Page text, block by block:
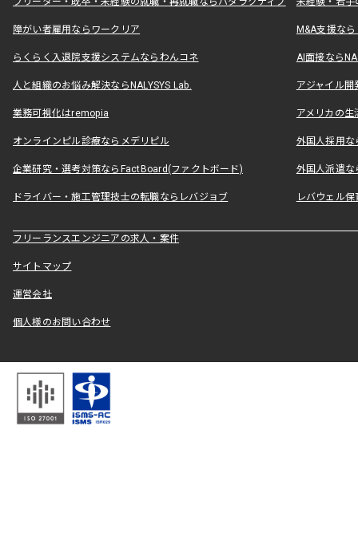
障がい者雇用ならワークリア M&A支援な
らくらく入退院支援システムならわんコネ AI面接なら
人と組織のお悩み解決ならNALYSYS Lab. アジャイル
業務可視化はremopia アメリカの
オンラインピル診療ならメデリピル 外国人採用
企業研究・選考対策ならFactBoard(ファクトボード) 外国人派遣な
ドライバー・施工管理技士の転職ならレバジョブ レバウェル
フリーランスエンジニアの求人・案件
サイトマップ
運営会社
個人様のお問い合わせ